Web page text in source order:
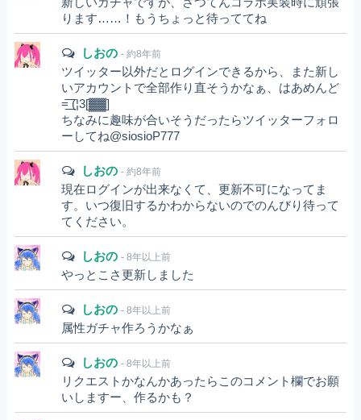
ります……！もうちょっと待っててね
しおの - 約8年前
ツイッター以外だとログインできるから、また新し
いアカウントで全部作り直そうかなぁ、はあめんど
=͟͟͞͞ (¦3[▓▓]
ちなみに趣味が合いそうだったらツイッターフォロ
ーしてね@siosioP777
しおの - 約8年前
現在ログインが出来なくて、更新不可になってま
す。いつ復旧するかわからないのでのんびり待って
てください。
しおの - 8年以上前
やっとこさ更新しました
しおの - 8年以上前
属性ガチャ作ろうかなぁ
しおの - 8年以上前
リクエストかなんかあったらこのコメント欄でお願
いしますー、作るかも？